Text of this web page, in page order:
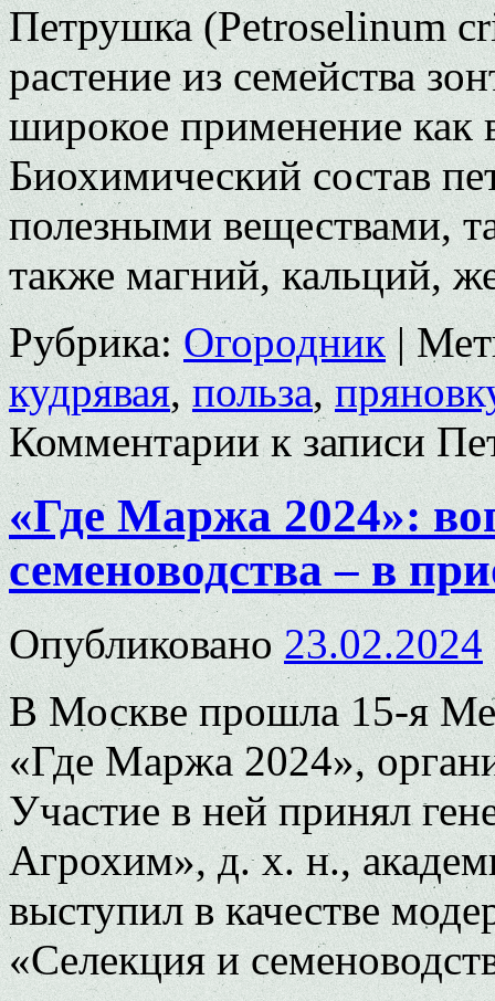
Петрушка (Petroselinum
растение из семейства
широкое применение как
Биохимический состав
полезными веществами,
также магний, кальций,
Рубрика: Огородник |
кудрявая,польза,
Комментариик записи
«Где Маржа 2024»:
семеноводства – в
Опубликовано 23.02.2024
В Москве прошла 15-я
«Где Маржа 2024»,
Участие в ней принял
Агрохим», д. х. н.,
выступил в качестве
«Селекция и